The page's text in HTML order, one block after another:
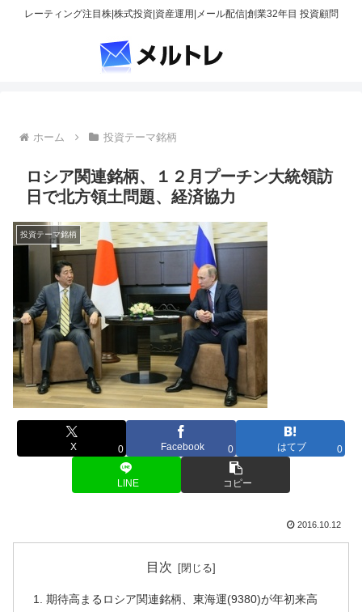
レーティング注目株|株式投資|資産運用|メール配信|創業32年目 投資顧問
ホーム 投資テーマ銘柄
ロシア関連銘柄、１２月プーチン大統領訪
日で北方領土問題、経済協力
投資テーマ銘柄
X 0 Facebook 0 はてブ 0
LINE コピー
2016.10.12
目次
期待高まるロシア関連銘柄、東海運(9380)が年初来高